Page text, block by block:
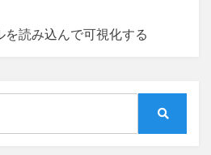
読み込んで可視化する